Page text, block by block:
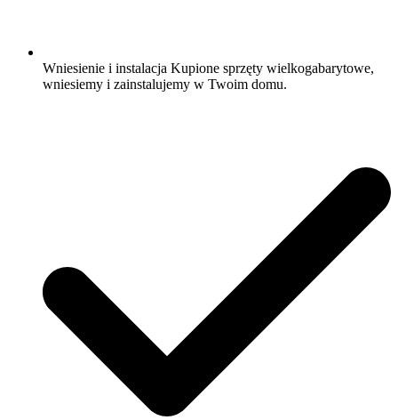
Wniesienie i instalacja Kupione sprzęty wielkogabarytowe,
wniesiemy i zainstalujemy w Twoim domu.